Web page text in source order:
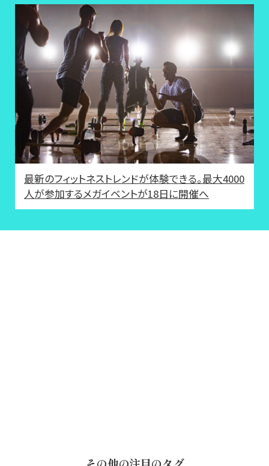
最新のフィットネストレンドが体験できる。最大4000
人が参加するメガイベントが18日に開催へ